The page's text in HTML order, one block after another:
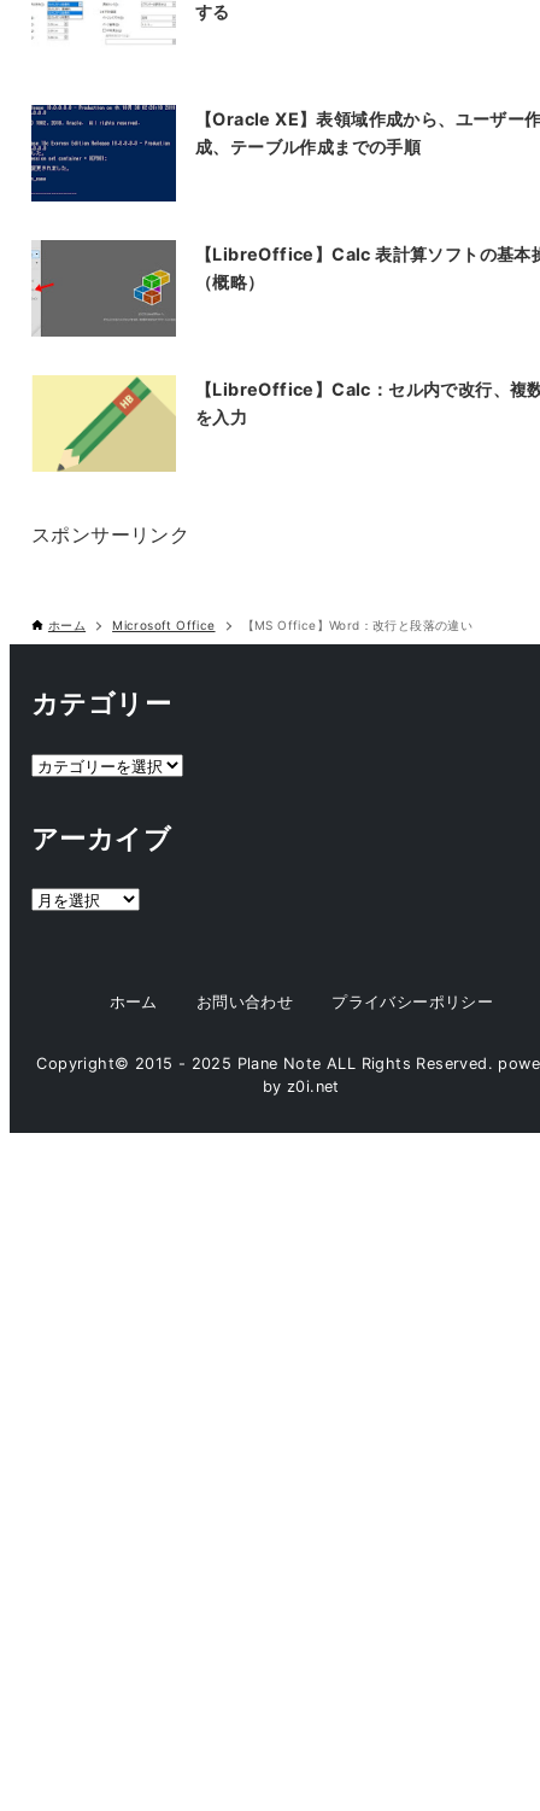
する
【Oracle XE】表領域作成から、ユーザー
成、テーブル作成までの手順
【LibreOffice】Calc 表計算ソフトの基本
（概略）
【LibreOffice】Calc：セル内で改行、複
を入力
スポンサーリンク
ホーム Microsoft Office 【MS Office】Word：改行と段落の違い
カテゴリー
カ
リ
アーカイブ
ア
ホーム お問い合わせ プライバシーポリシー
Copyright© 2015 - 2025 Plane Note ALL Rights Reserved.
by z0i.net